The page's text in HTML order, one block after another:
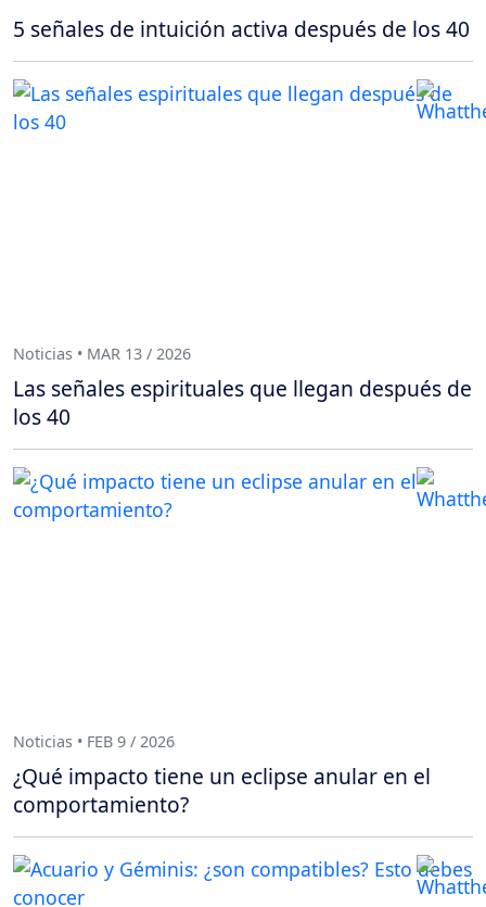
5 señales de intuición activa después de los 40
Noticias • MAR 13 / 2026
Las señales espirituales que llegan después de
los 40
Noticias • FEB 9 / 2026
¿Qué impacto tiene un eclipse anular en el
comportamiento?